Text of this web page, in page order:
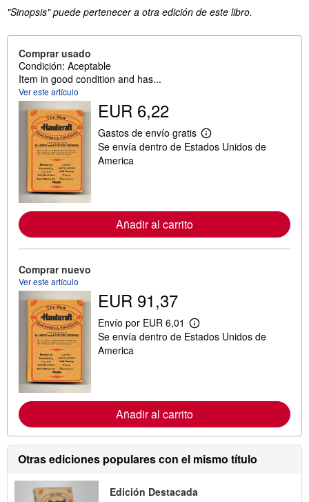
"Sinopsis" puede pertenecer a otra edición de este libro.
Comprar usado
Condición: Aceptable
Item in good condition and has...
Ver este artículo
EUR 6,22
Gastos de envío gratis
M
á
r
c
i
l
s
d
e
e
Se envía dentro de Estados Unidos de
America
Añadir al carrito
Comprar nuevo
Ver este artículo
EUR 91,37
Envío por EUR 6,01
M
á
r
c
n
b
Se envía dentro de Estados Unidos de
America
Añadir al carrito
Otras ediciones populares con el mismo título
Edición Destacada